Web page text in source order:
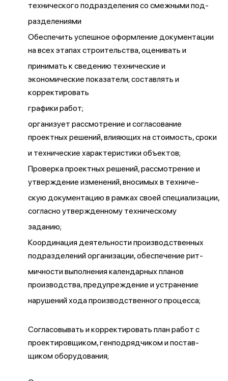
технического подразделения со смежными под-
разделениями
Обеспечить успешное оформление документации
на всех этапах строительства, оценивать и
принимать к сведению технические и
экономические показатели; составлять и
корректировать
графики работ;
организует рассмотрение и согласование
проектных решений, влияющих на стоимость, сроки
и технические характеристики объектов;
Проверка проектных решений, рассмотрение и
утверждение изменений, вносимых в техниче-
скую документацию в рамках своей специализации,
согласно утвержденному техническому
заданию;
Координация деятельности производственных
подразделений организации, обеспечение рит-
мичности выполнения календарных планов
производства, предупреждение и устранение
нарушений хода производственного процесса;
Согласовывать и корректировать план работ с
проектировщиком, генподрядчиком и постав-
щиком оборудования;